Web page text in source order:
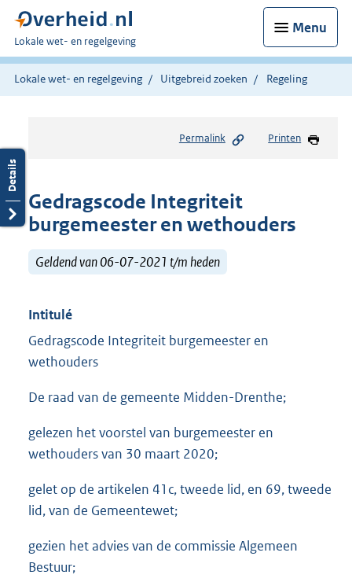
Menu
U
bent
hier:
Lokale wet- en regelgeving
Lokale wet- en regelgeving Uitgebreid zoeken Regeling
Permalink Printen
Gedragscode Integriteit
burgemeester en wethouders
Geldend van 06-07-2021 t/m heden
Intitulé
Gedragscode Integriteit burgemeester en
wethouders
De raad van de gemeente Midden-Drenthe;
gelezen het voorstel van burgemeester en
wethouders van 30 maart 2020;
gelet op de artikelen 41c, tweede lid, en 69, tweede
lid, van de Gemeentewet;
gezien het advies van de commissie Algemeen
Bestuur;